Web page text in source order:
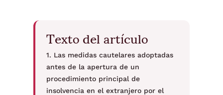
Texto del artículo
1. Las medidas cautelares adoptadas
antes de la apertura de un
procedimiento principal de
insolvencia en el extranjero por el